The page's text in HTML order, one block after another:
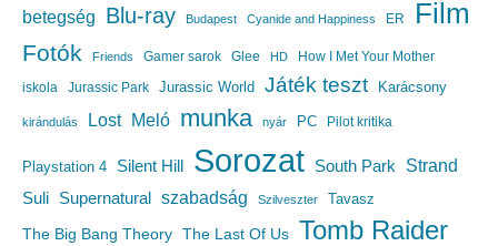
betegség Blu-ray Budapest Cyanide and Happiness ER Film
Fotók Friends Gamer sarok Glee HD
How I Met Your Mother
iskola
Jurassic Park Jurassic World Játék teszt Karácsony
kirándulás Lost Meló munka nyár PC Pilot kritika
Playstation 4 Silent Hill Sorozat South Park
Strand
Suli
Supernatural szabadság Szilveszter Tavasz
The Big Bang Theory The Last Of Us Tomb Raider